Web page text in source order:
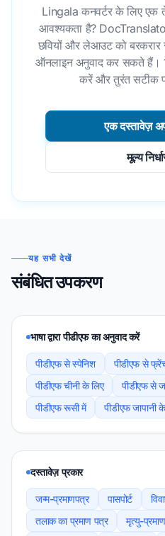
Lingala कनवर्टर के लिए एक
आवश्यकता है?
छवियों और लेआउट को बरकरार
ऑनलाइन अनुवाद कर सकते हैं।
करें और तुरंत सटीक
एक दस्तावेज़
मूल्य
यह सभी देखें
संबंधित उपकरण
भाषा द्वारा पीडीएफ का अनुवाद करें
पीडीएफ से स्पेनिश पीडीएफ से
पीडीएफ चीनी के लिए
पीडीएफ से
पीडीएफ रूसी में
पीडीएफ जापानी
दस्तावेज़ प्रकार
जन्‍म-प्रमाणपत्र पासपोर्ट
तलाक का प्रमाण पत्र
मृत्‍यु-